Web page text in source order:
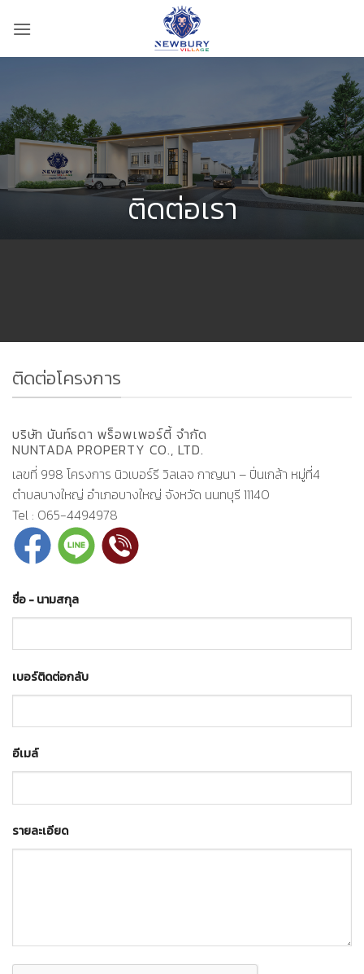
ติดต่อเรา
ติดต่อโครงการ
บริษัท นันท์ธดา พร็อพเพอร์ตี้ จำกัด
NUNTADA PROPERTY CO., LTD.
เลขที่ 998 โครงการ นิวเบอร์รี วิลเลจ กาญนา – ปิ่นเกล้า หมู่ที่4
ตำบลบางใหญ่ อำเภอบางใหญ่ จังหวัด นนทบุรี 11140
Tel : 065-4494978
ชื่อ - นามสกุล
เบอร์ติดต่อกลับ
อีเมล์
รายละเอียด